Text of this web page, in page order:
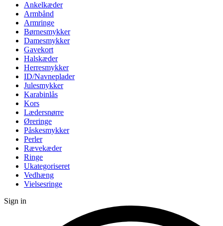
Ankelkæder
Armbånd
Armringe
Børnesmykker
Damesmykker
Gavekort
Halskæder
Herresmykker
ID/Navneplader
Julesmykker
Karabinlås
Kors
Lædersnørre
Øreringe
Påskesmykker
Perler
Rævekæder
Ringe
Ukategoriseret
Vedhæng
Vielsesringe
Sign in